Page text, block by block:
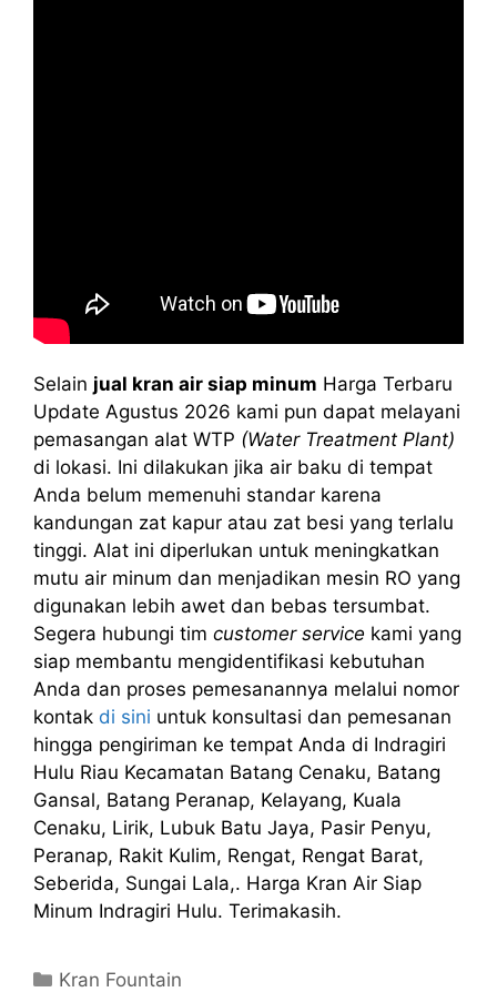
Selain jual kran air siap minum Harga Terbaru
Update Agustus 2026 kami pun dapat melayani
pemasangan alat WTP (Water Treatment Plant)
di lokasi. Ini dilakukan jika air baku di tempat
Anda belum memenuhi standar karena
kandungan zat kapur atau zat besi yang terlalu
tinggi. Alat ini diperlukan untuk meningkatkan
mutu air minum dan menjadikan mesin RO yang
digunakan lebih awet dan bebas tersumbat.
Segera hubungi tim customer service kami yang
siap membantu mengidentifikasi kebutuhan
Anda dan proses pemesanannya melalui nomor
kontak di sini untuk konsultasi dan pemesanan
hingga pengiriman ke tempat Anda di Indragiri
Hulu Riau Kecamatan Batang Cenaku, Batang
Gansal, Batang Peranap, Kelayang, Kuala
Cenaku, Lirik, Lubuk Batu Jaya, Pasir Penyu,
Peranap, Rakit Kulim, Rengat, Rengat Barat,
Seberida, Sungai Lala,. Harga Kran Air Siap
Minum Indragiri Hulu. Terimakasih.
Kategori
Kran Fountain